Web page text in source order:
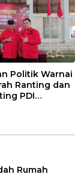
Politik Warnai
Ranting dan
PDI
Rumah